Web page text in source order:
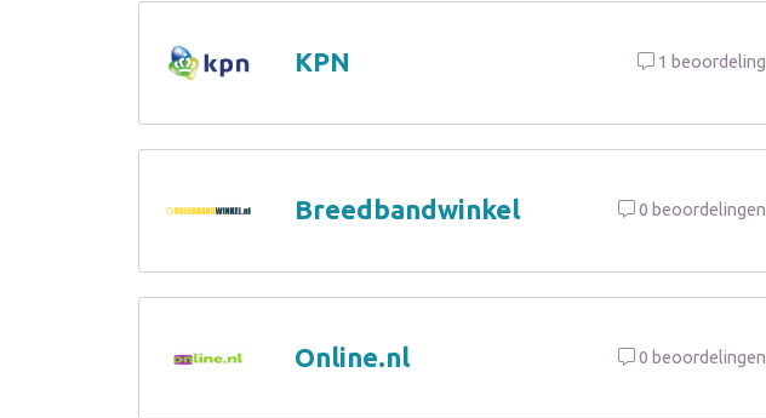
KPN 1 beoordeling
Breedbandwinkel 0 beoordelingen
Online.nl 0 beoordelingen